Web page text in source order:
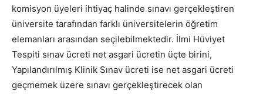
komisyon üyeleri ihtiyaç halinde sınavı gerçekleştiren
üniversite tarafından farklı üniversitelerin öğretim
elemanları arasından seçilebilmektedir. İlmi Hüviyet
Tespiti sınav ücreti net asgari ücretin üçte birini,
Yapılandırılmış Klinik Sınav ücreti ise net asgari ücreti
geçmemek üzere sınavı gerçekleştirecek olan